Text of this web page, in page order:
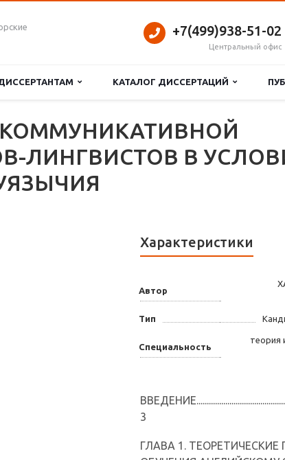
+7(499)938-51-02
Центральный офис
КАТАЛОГ ДИССЕРТАЦИЙ
ЛИНГВИСТОВ В
Характеристики
Автор
Тип
Специальность
теория
3
ГЛАВА 1.